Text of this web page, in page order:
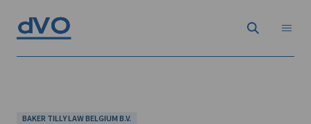
BAKER TILLY LAW BELGIUM B.V.